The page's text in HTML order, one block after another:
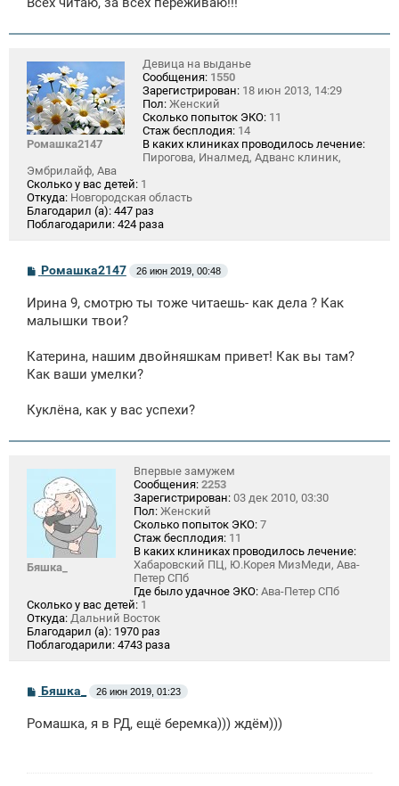
Ромашка2147
Девица на выданье
Сообщения: 1550
Зарегистрирован: 18 июн 2013, 14:29
Пол: Женский
Сколько попыток ЭКО: 11
Стаж бесплодия: 14
В каких клиниках проводилось лечение:
Пирогова, Иналмед, Адванс клиник,
Эмбрилайф, Ава
Сколько у вас детей: 1
Откуда: Новгородская область
Благодарил (а): 447 раз
Поблагодарили: 424 раза
С
о
б
щ
и
Ромашка2147 26 июн 2019, 00:48
Ирина 9, смотрю ты тоже читаешь- как дела ? Как
малышки твои?
Катерина, нашим двойняшкам привет! Как вы там?
Как ваши умелки?
Куклёна, как у вас успехи?
Бяшка_
Впервые замужем
Сообщения: 2253
Зарегистрирован: 03 дек 2010, 03:30
Пол: Женский
Сколько попыток ЭКО: 7
Стаж бесплодия: 11
В каких клиниках проводилось лечение:
Хабаровский ПЦ, Ю.Корея МизМеди, Ава-
Петер СПб
Где было удачное ЭКО: Ава-Петер СПб
Сколько у вас детей: 1
Откуда: Дальний Восток
Благодарил (а): 1970 раз
Поблагодарили: 4743 раза
С
о
б
Бяшка_ 26 июн 2019, 01:23
Ромашка, я в РД, ещё беремка))) ждём)))